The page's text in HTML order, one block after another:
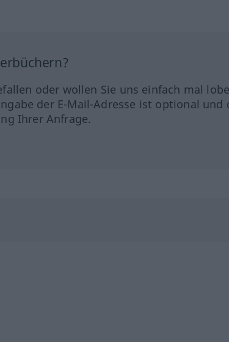
oder wollen Sie uns einfach mal
der E-Mail-Adresse ist optional und
Ihrer Anfrage.